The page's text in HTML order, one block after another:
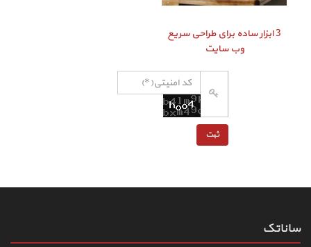
3 ابزار ساده برای طراحی سریع
وب سایت
ساناتک